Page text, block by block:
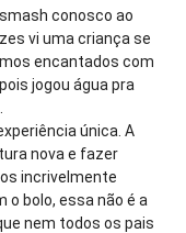
conosco ao
vi uma criança se
encantados com
jogou água pra
única. A
nova e fazer
incrivelmente
o bolo, essa não é a
nem todos os pais